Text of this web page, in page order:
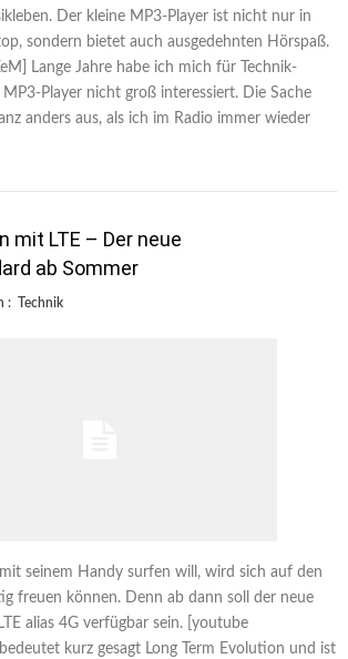
Der kleine MP3-Player ist nicht nur in
sondern bietet auch ausgedehnten Hörspaß.
Lange Jahre habe ich mich für Technik-
Player nicht groß interessiert. Die Sache
anders aus, als ich im Radio immer wieder
mit LTE – Der neue
ab Sommer
: Technik
seinem Handy surfen will, wird sich auf den
freuen können. Denn ab dann soll der neue
alias 4G verfügbar sein. [youtube
kurz gesagt Long Term Evolution und ist